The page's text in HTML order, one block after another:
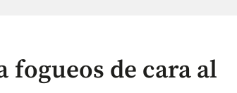
fogueos de cara al